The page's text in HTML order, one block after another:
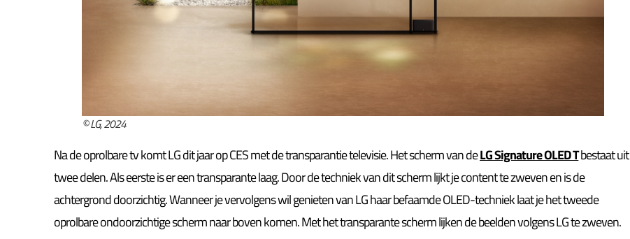
© LG, 2024
Na de oprolbare tv komt LG dit jaar op CES met de transparantie televisie. Het scherm van deLG Signature OLED Tbestaat uit
twee delen. Als eerste is er een transparante laag. Door de techniek van dit scherm lijkt je content te zweven en is de
achtergrond doorzichtig. Wanneer je vervolgens wil genieten van LG haar befaamde OLED-techniek laat je het tweede
oprolbare ondoorzichtige scherm naar boven komen. Met het transparante scherm lijken de beelden volgens LG te zweven.